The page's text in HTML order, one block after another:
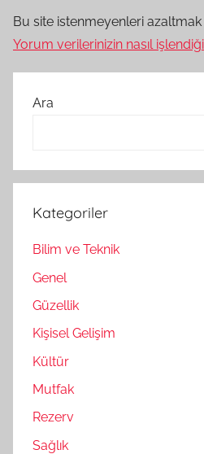
Bu site istenmeyenleri azaltmak
Yorum verilerinizin nasıl
Ara
Kategoriler
Bilim ve Teknik
Genel
Güzellik
Kişisel Gelişim
Kültür
Mutfak
Rezerv
Sağlık